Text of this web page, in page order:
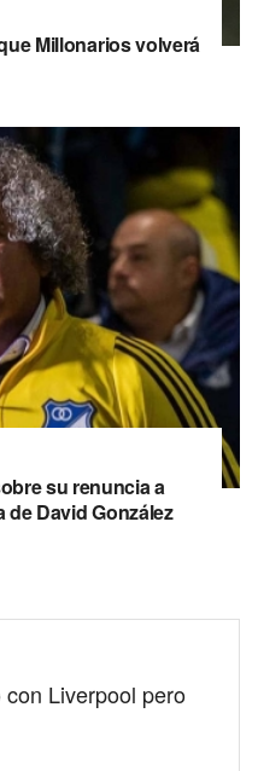
Millonarios volverá
su renuncia a
David González
Liverpool pero